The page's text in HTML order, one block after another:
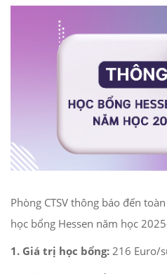
Phòng CTSV thông báo đến
học bổng Hessen năm học
1. Giá trị học bổng: 216 Euro/